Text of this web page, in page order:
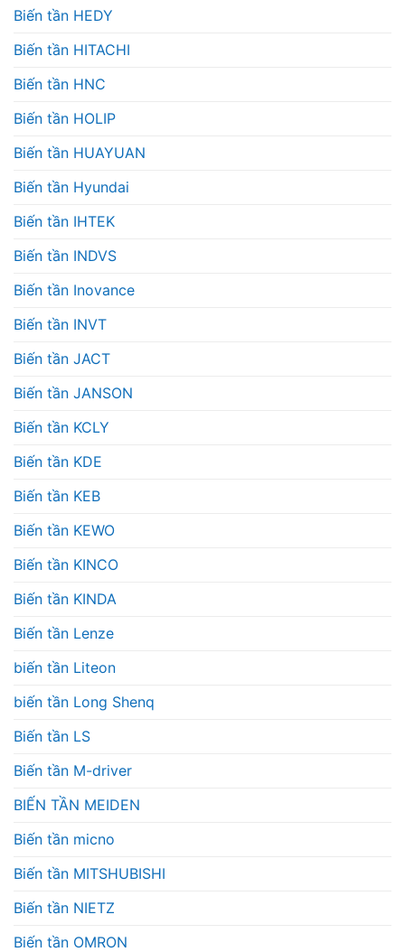
Biến tần HEDY
Biến tần HITACHI
Biến tần HNC
Biến tần HOLIP
Biến tần HUAYUAN
Biến tần Hyundai
Biến tần IHTEK
Biến tần INDVS
Biến tần Inovance
Biến tần INVT
Biến tần JACT
Biến tần JANSON
Biến tần KCLY
Biến tần KDE
Biến tần KEB
Biến tần KEWO
Biến tần KINCO
Biến tần KINDA
Biến tần Lenze
biến tần Liteon
biến tần Long Shenq
Biến tần LS
Biến tần M-driver
BIẾN TẦN MEIDEN
Biến tần micno
Biến tần MITSHUBISHI
Biến tần NIETZ
Biến tần OMRON